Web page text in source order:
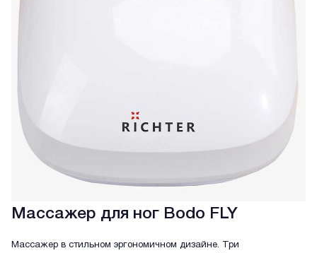
Массажер для ног Bodo FLY
Массажер в стильном эргономичном дизайне. Три